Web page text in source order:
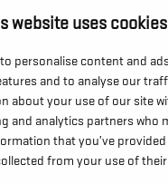
website uses cookies
personalise content and
and to analyse our
about your use of our site
and analytics partners who
that you’ve
from your use of
ONS!
gebruiken om meer
te maken of